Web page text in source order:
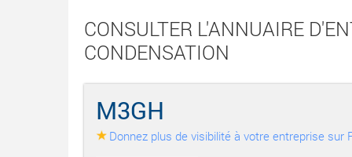
CONSULTER L'ANNUAIRE
CONDENSATION
M3GH
Donnez plus de visibilité à votre entreprise sur